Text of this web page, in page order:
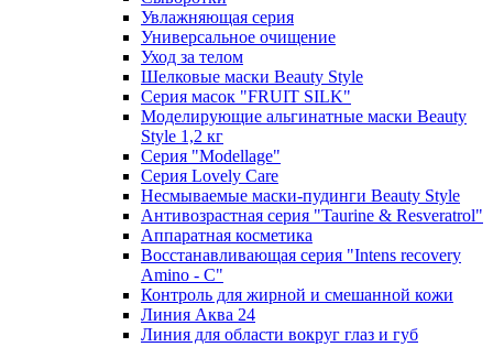
Увлажняющая серия
Универсальное очищение
Уход за телом
Шелковые маски Beauty Style
Серия масок "FRUIT SILK"
Моделирующие альгинатные маски Beauty
Style 1,2 кг
Серия "Modellage"
Cерия Lovely Care
Несмываемые маски-пудинги Beauty Style
Антивозрастная серия "Taurine & Resveratrol"
Аппаратная косметика
Восстанавливающая серия "Intens recovery
Amino - C"
Контроль для жирной и смешанной кожи
Линия Аква 24
Линия для области вокруг глаз и губ